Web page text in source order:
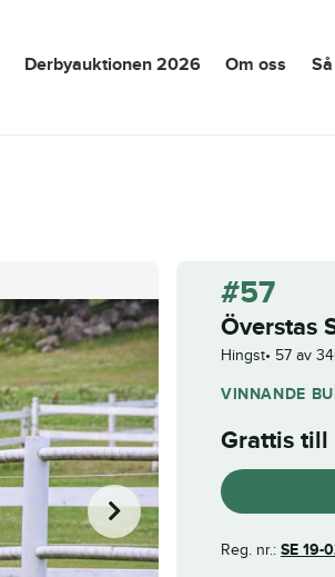
Derbyauktionen 2026 Om oss
#57
Överstas
Hingst 57 av
VINNANDE
Grattis till
Reg. nr.: SE 19-